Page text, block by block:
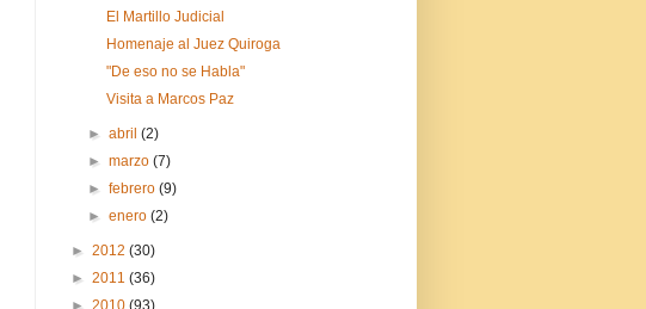
El Martillo Judicial
Homenaje al Juez Quiroga
"De eso no se Habla"
Visita a Marcos Paz
►abril(2)
►marzo(7)
►febrero(9)
►enero(2)
► 2012 (30)
► 2011 (36)